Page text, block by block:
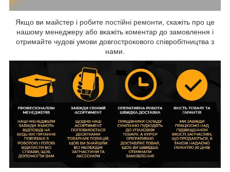
Якщо ви майстер і робите постійні ремонти, скажіть про це
нашому менеджеру або вкажіть коментар до замовлення і
отримайте чудові умови довгострокового співробітництва з
нами.